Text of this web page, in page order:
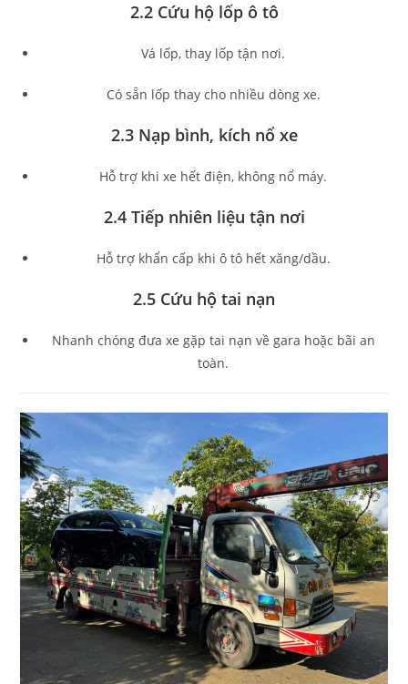
2.2 Cứu hộ lốp ô tô
Vá lốp, thay lốp tận nơi.
Có sẵn lốp thay cho nhiều dòng xe.
2.3 Nạp bình, kích nổ xe
Hỗ trợ khi xe hết điện, không nổ máy.
2.4 Tiếp nhiên liệu tận nơi
Hỗ trợ khẩn cấp khi ô tô hết xăng/dầu.
2.5 Cứu hộ tai nạn
Nhanh chóng đưa xe gặp tai nạn về gara hoặc bãi an
toàn.